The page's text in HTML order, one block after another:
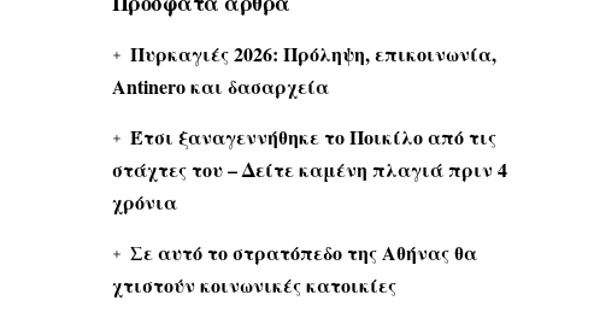
Πυρκαγιές 2026: Πρόληψη, επικοινωνία,
Antinero και δασαρχεία
Έτσι ξαναγεννήθηκε το Ποικίλο από τις
στάχτες του – Δείτε καμένη πλαγιά πριν 4
χρόνια
Σε αυτό το στρατόπεδο της Αθήνας θα
χτιστούν κοινωνικές κατοικίες